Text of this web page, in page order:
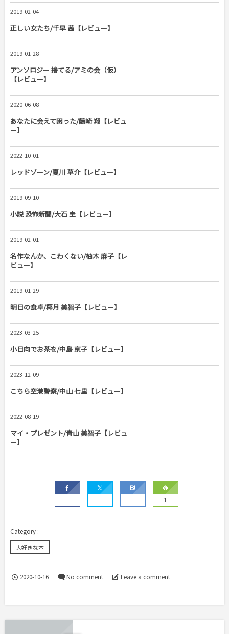
2019-02-04
正しい女たち/千早 茜【レビュー】
2019-01-28
アンソロジー 捨てる/アミの会（仮）
【レビュー】
2020-06-08
あなたに会えて困った/藤崎 翔【レビュ
ー】
2022-10-01
レッドゾーン/夏川 草介【レビュー】
2019-09-10
小説 恐怖新聞/大石 圭【レビュー】
2019-02-01
名作なんか、こわくない/柚木 麻子【レ
ビュー】
2019-01-29
明日の食卓/椰月 美智子【レビュー】
2023-03-25
小日向でお茶を/中島 京子【レビュー】
2023-12-09
こちら空港警察/中山 七里【レビュー】
2022-08-19
マイ・プレゼント/青山 美智子【レビュ
ー】
1
大好きな本
2020-10-16 No comment Leave a comment